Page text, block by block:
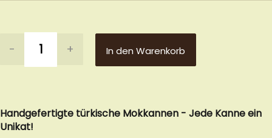
- + In den Warenkorb
Handgefertigte türkische Mokkannen - Jede Kanne ein
Unikat!